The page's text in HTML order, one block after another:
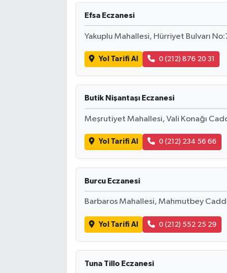
Efsa Eczanesi
Yakuplu Mahallesi, Hürriyet Bulvarı
Yol Tarifi Al 0 (212) 876 20 31
Butik Nişantaşı Eczanesi
Meşrutiyet Mahallesi, Vali Konağı
Yol Tarifi Al 0 (212) 234 56 66
Burcu Eczanesi
Barbaros Mahallesi, Mahmutbey
Yol Tarifi Al 0 (212) 552 25 29
Tuna Tillo Eczanesi